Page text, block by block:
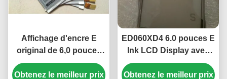
Affichage d'encre E
original de 6,0 pouces
600 × 800 SVGA avec 34
broches Connecteur
Obtenez le meilleur prix
ED060XD4 6.0 pouces E
Ink LCD Display avec
résolution 758 × 1024 et
écran réfléchissant
Obtenez le meilleur prix